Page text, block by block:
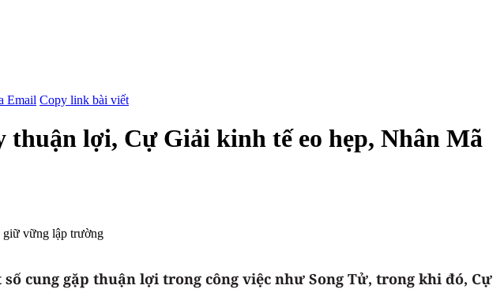
Email Copy link bài viết
thuận lợi, Cự Giải kinh tế eo hẹp, Nhân Mã
cung gặp thuận lợi trong công việc như Song Tử, trong khi đó, Cự